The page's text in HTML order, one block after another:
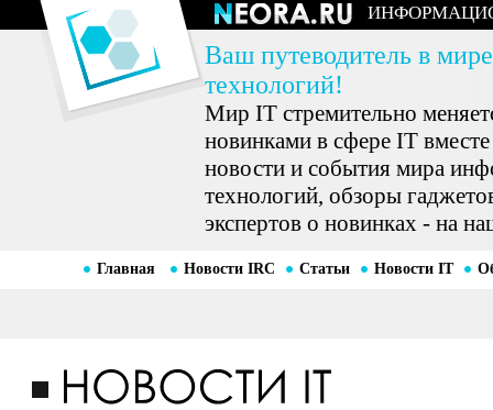
Ваш путеводитель в
технологий!
Мир IT стремительно
новинками в сфере IT
новости и события мира
технологий, обзоры
экспертов о новинках - на
Главная Новости IRC Статьи Новости IT